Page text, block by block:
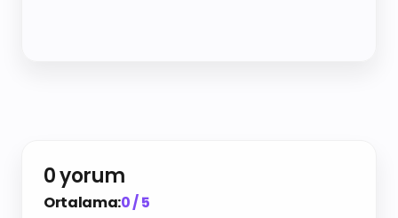
0 yorum
Ortalama:0 / 5